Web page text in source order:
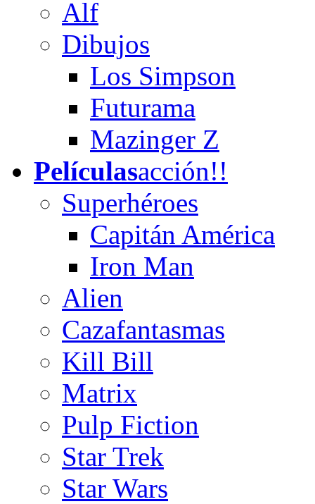
Alf
Dibujos
Los Simpson
Futurama
Mazinger Z
Películasacción!!
Superhéroes
Capitán América
Iron Man
Alien
Cazafantasmas
Kill Bill
Matrix
Pulp Fiction
Star Trek
Star Wars